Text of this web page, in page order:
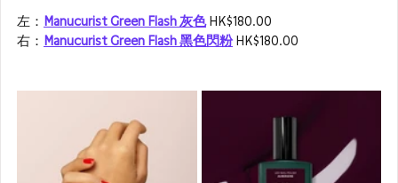
左： Manucurist Green Flash 灰色HK$180.00
右： Manucurist Green Flash 黑色閃粉HK$180.00